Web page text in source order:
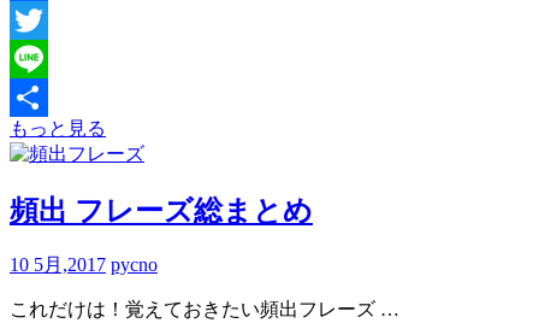
Facebook
Twitter
Line
共
もっと見る
頻出 フレーズ総まとめ
10 5月,2017 pycno
これだけは！覚えておきたい頻出フレーズ …